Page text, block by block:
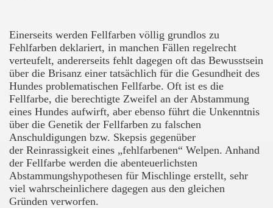
Einerseits werden Fellfarben völlig grundlos zu
Fehlfarben deklariert, in manchen Fällen regelrecht
verteufelt, andererseits fehlt dagegen oft das Bewusstsein
über die Brisanz einer tatsächlich für die Gesundheit des
Hundes problematischen Fellfarbe. Oft ist es die
Fellfarbe, die berechtigte Zweifel an der Abstammung
eines Hundes aufwirft, aber ebenso führt die Unkenntnis
über die Genetik der Fellfarben zu falschen
Anschuldigungen bzw. Skepsis gegenüber
der Reinrassigkeit eines „fehlfarbenen“ Welpen. Anhand
der Fellfarbe werden die abenteuerlichsten
Abstammungshypothesen für Mischlinge erstellt, sehr
viel wahrscheinlichere dagegen aus den gleichen
Gründen verworfen.